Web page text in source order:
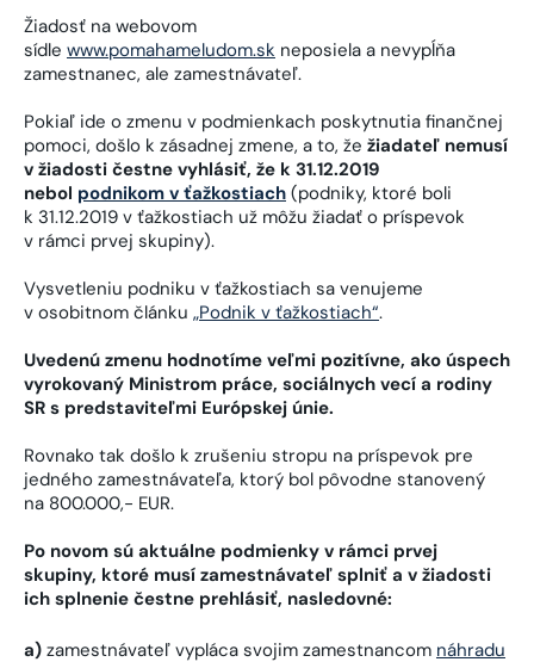
Žiadosť na webovom
sídle www.pomahameludom.sk neposiela a nevypĺňa
zamestnanec, ale zamestnávateľ.
Pokiaľ ide o zmenu v podmienkach poskytnutia finančnej
pomoci, došlo k zásadnej zmene, a to, že žiadateľ nemusí
v žiadosti čestne vyhlásiť, že k 31.12.2019
nebol podnikom v ťažkostiach (podniky, ktoré boli
k 31.12.2019 v ťažkostiach už môžu žiadať o príspevok
v rámci prvej skupiny).
Vysvetleniu podniku v ťažkostiach sa venujeme
v osobitnom článku „Podnik v ťažkostiach“.
Uvedenú zmenu hodnotíme veľmi pozitívne, ako úspech
vyrokovaný Ministrom práce, sociálnych vecí a rodiny
SR s predstaviteľmi Európskej únie.
Rovnako tak došlo k zrušeniu stropu na príspevok pre
jedného zamestnávateľa, ktorý bol pôvodne stanovený
na 800.000,- EUR.
Po novom sú aktuálne podmienky v rámci prvej
skupiny, ktoré musí zamestnávateľ splniť a v žiadosti
ich splnenie čestne prehlásiť, nasledovné:
a) zamestnávateľ vypláca svojim zamestnancom náhradu